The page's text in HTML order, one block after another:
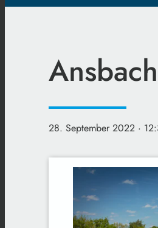
28. September 2022 ·